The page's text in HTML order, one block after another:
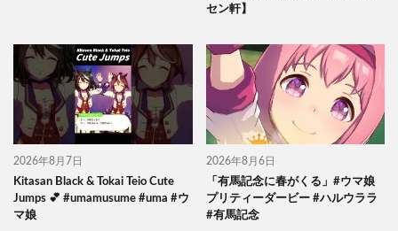
セン軒】
2026年8月7日
Kitasan Black & Tokai Teio Cute
Jumps 💕 #umamusume #uma #ウ
マ娘
2026年8月6日
「有馬記念に春がくる」#ウマ娘
プリティーダービー #ハルウララ
#有馬記念